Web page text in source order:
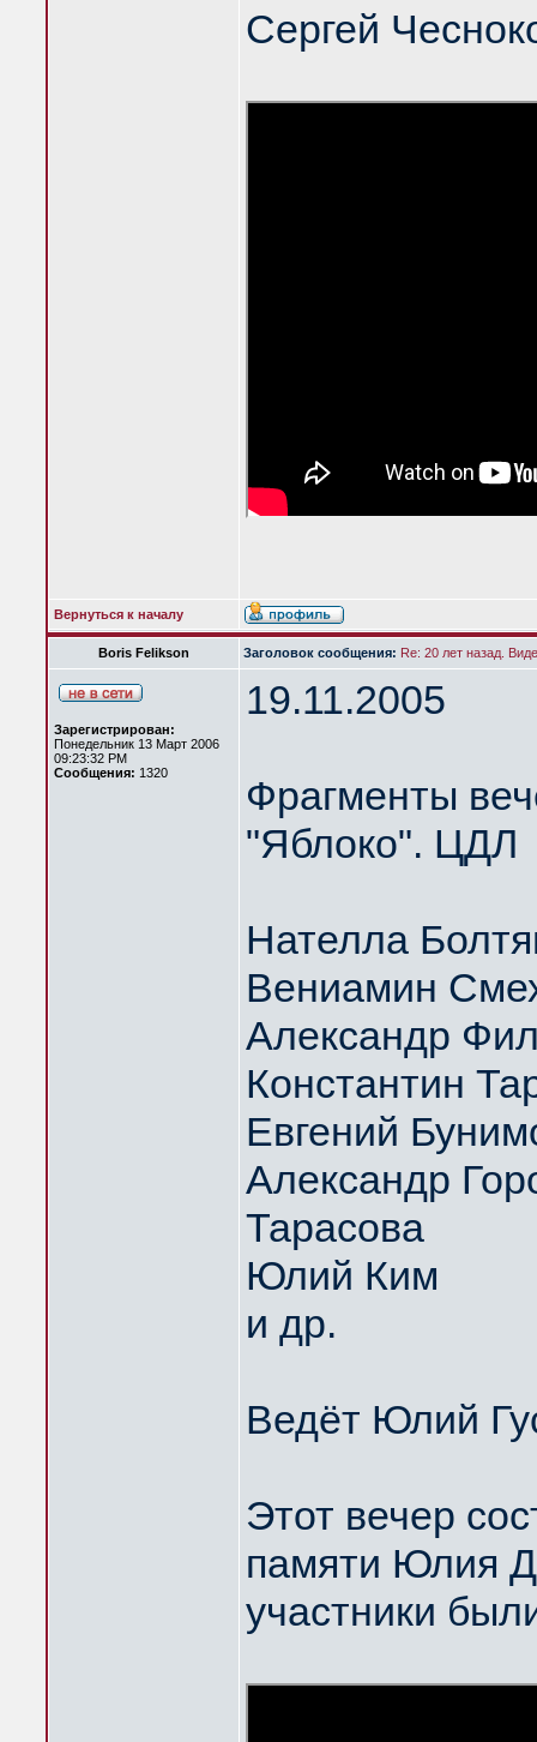
Сергей
Вернуться к началу
Boris Felikson Заголовок сообщения: Re: 20 лет назад.
Зарегистрирован:
Понедельник 13 Март 2006
09:23:32 PM
Сообщения: 1320
19.11.2005
Фрагменты
"Яблоко". ЦДЛ
Нателла
Вениамин
Александр
Константин
Евгений
Александр
Тарасова
Юлий Ким
и др.
Ведёт Юлий
Этот вечер
памяти Юлия
участники